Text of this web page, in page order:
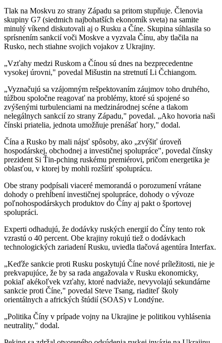
Tlak na Moskvu zo strany Západu sa pritom stupňuje. Členovia
skupiny G7 (siedmich najbohatších ekonomík sveta) na samite
minulý víkend diskutovali aj o Rusku a Číne. Skupina súhlasila so
sprísnením sankcií voči Moskve a vyzvala Čínu, aby tlačila na
Rusko, nech stiahne svojich vojakov z Ukrajiny.
„Vzťahy medzi Ruskom a Čínou sú dnes na bezprecedentne
vysokej úrovni," povedal Mišustin na stretnutí Li Čchiangom.
„Vyznačujú sa vzájomným rešpektovaním záujmov toho druhého,
túžbou spoločne reagovať na problémy, ktoré sú spojené so
zvýšenými turbulenciami na medzinárodnej scéne a tlakom
nelegálnych sankcií zo strany Západu," povedal. „Ako hovoria naši
čínski priatelia, jednota umožňuje prenášať hory," dodal.
Čína a Rusko by mali nájsť spôsoby, ako „zvýšiť úroveň
hospodárskej, obchodnej a investičnej spolupráce", povedal čínsky
prezident Si Ťin-pching ruskému premiérovi, pričom energetika je
oblasťou, v ktorej by mohli rozšíriť spoluprácu.
Obe strany podpísali viaceré memorandá o porozumení vrátane
dohody o prehĺbení investičnej spolupráce, dohody o vývoze
poľnohospodárskych produktov do Číny aj pakt o športovej
spolupráci.
Experti odhadujú, že dodávky ruských energií do Číny tento rok
vzrastú o 40 percent. Obe krajiny rokujú tiež o dodávkach
technologických zariadení Rusku, uviedla tlačová agentúra Interfax.
„Keďže sankcie proti Rusku poskytujú Číne nové príležitosti, nie je
prekvapujúce, že by sa rada angažovala v Rusku ekonomicky,
pokiaľ akékoľvek vzťahy, ktoré nadviaže, nevyvolajú sekundárne
sankcie proti Číne," povedal Steve Tsang, riaditeľ školy
orientálnych a afrických štúdií (SOAS) v Londýne.
„Politika Číny v prípade vojny na Ukrajine je politikou vyhlásenia
neutrality," dodal.